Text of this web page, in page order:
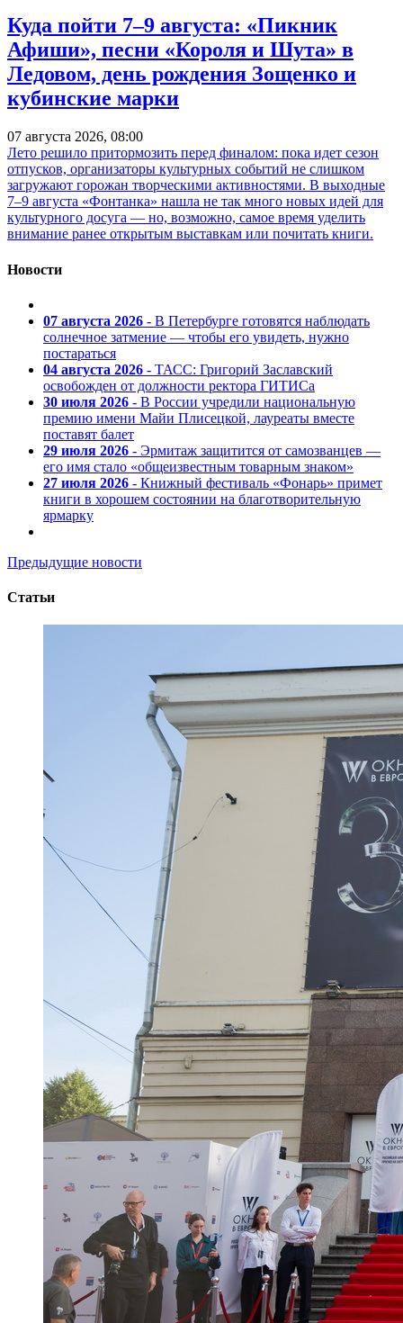
Куда пойти 7–9 августа: «Пикник
Афиши», песни «Короля и Шута» в
Ледовом, день рождения Зощенко и
кубинские марки
07 августа 2026, 08:00
Лето решило притормозить перед финалом: пока идет сезон
отпусков, организаторы культурных событий не слишком
загружают горожан творческими активностями. В выходные
7–9 августа «Фонтанка» нашла не так много новых идей для
культурного досуга — но, возможно, самое время уделить
внимание ранее открытым выставкам или почитать книги.
Новости
07 августа 2026 - В Петербурге готовятся наблюдать
солнечное затмение — чтобы его увидеть, нужно
постараться
04 августа 2026 - ТАСС: Григорий Заславский
освобожден от должности ректора ГИТИСа
30 июля 2026 - В России учредили национальную
премию имени Майи Плисецкой, лауреаты вместе
поставят балет
29 июля 2026 - Эрмитаж защитится от самозванцев —
его имя стало «общеизвестным товарным знаком»
27 июля 2026 - Книжный фестиваль «Фонарь» примет
книги в хорошем состоянии на благотворительную
ярмарку
Предыдущие новости
Статьи